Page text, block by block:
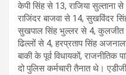
केपी सिंह से 13, राजिया सुल्ताना
राजिंदर बाजवा से 14, सुखविंदर
सुखपाल सिंह भुल्लर से 4, कुलजीत
ढिल्लों से 4, हरप्रताप सिंह
बाकी के पूर्व विधायकों, राजनीतिक
दो पुलिस कर्मचारी तैनात थे।